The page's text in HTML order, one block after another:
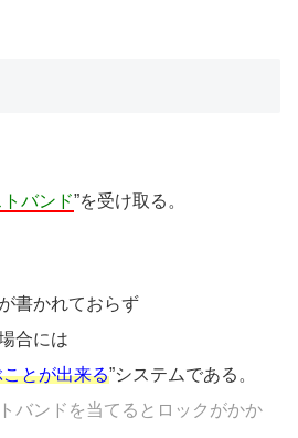
トバンド”を受け取る。
書かれておらず
合には
とが出来る”システムである。
バンドを当てるとロックがかか